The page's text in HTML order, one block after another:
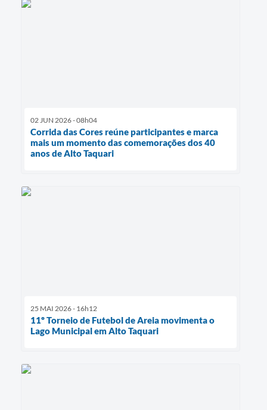
02 JUN 2026 - 08h04
Corrida das Cores reúne participantes e marca
mais um momento das comemorações dos 40
anos de Alto Taquari
25 MAI 2026 - 16h12
11º Torneio de Futebol de Areia movimenta o
Lago Municipal em Alto Taquari